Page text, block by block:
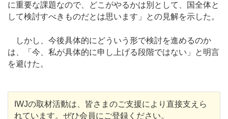
に重要な課題なので、どこがやるかは別として、国全体と
して検討すべきものだとは思います」との見解を示した。
しかし、今後具体的にどういう形で検討を進めるのか
は、「今、私が具体的に申し上げる段階ではない」と明言
を避けた。
IWJの取材活動は、皆さまのご支援により直接支えら
れています。ぜひ会員にご登録ください。